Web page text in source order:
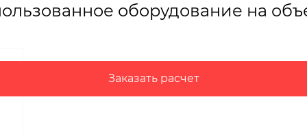
Заказать расчет
оборудование на